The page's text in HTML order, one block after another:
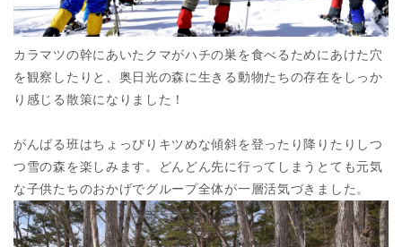
カラマツの幹にあいたクマがハチの巣を食べるためにあけた穴
を観察したりと、奥日光の森に生きる動物たちの存在をしっか
り感じる散策になりました！
がんばる班はちょっぴりキツめな傾斜を登ったり降りたりしつ
つ雪の森を楽しみます。どんどん先に行ってしまうとても元気
な子供たちのおかげでグループ全体が一層活気づきました。